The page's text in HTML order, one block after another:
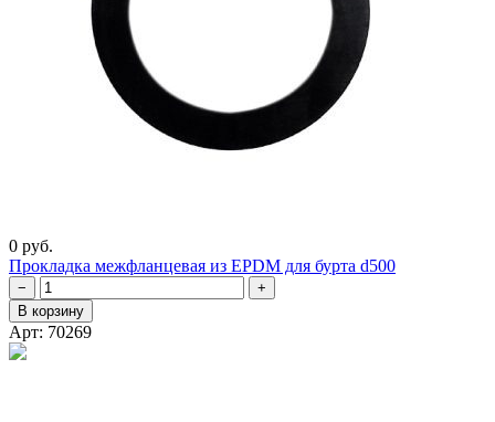
0 руб.
Прокладка межфланцевая из EPDM для бурта d500
−
+
В корзину
Арт: 70269